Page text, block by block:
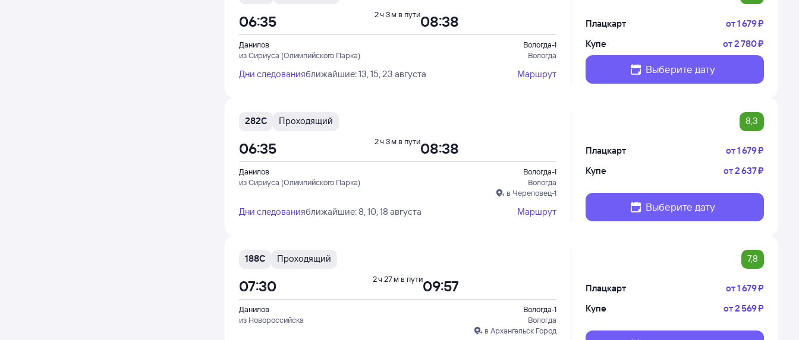
Данилов
из Сириуса (Олимпийского Парка)
Вологда-1
Вологда
06:35 08:38
2 ч 3 м в пути
Дни следованияближайшие: 13, 15, 23 августа Маршрут
Плацкарт от1 ⁠679 ⁠₽
Купе
от2 ⁠780 ⁠₽
Выберите дату
282С Проходящий 8,3
Данилов
из Сириуса (Олимпийского Парка)
Вологда-1
Вологда
в Череповец-1
06:35 08:38
2 ч 3 м в пути
Дни следованияближайшие: 8, 10, 18 августа Маршрут
Плацкарт от1 ⁠679 ⁠₽
Купе
от2 ⁠637 ⁠₽
Выберите дату
188С Проходящий 7,8
Данилов
из Новороссийска
Вологда-1
Вологда
в Архангельск Город
07:30 09:57
2 ч 27 м в пути
Плацкарт от1 ⁠679 ⁠₽
Купе
от2 ⁠569 ⁠₽